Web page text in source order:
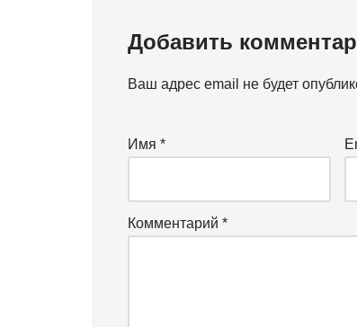
Добавить
Ваш адрес email не будет
Имя *
Комментарий *